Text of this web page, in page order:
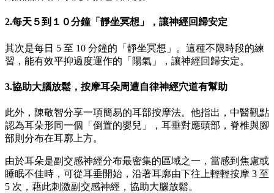
2.每天５到１０分鐘「靜坐冥想」，讓神經回歸安定
其次是每日 5 至 10 分鐘的「靜坐冥想」。這種不限時段的練
習，能有效平抑過度運作的「陽氣」，讓神經回歸安定。
3.協助大腦放鬆，按摩耳朵周遭自律神經穴道有幫助
此外，陳敬智分享一項簡易的耳部按摩法。他指出，中醫觀點
認為耳朵形同一個「倒置的嬰兒」，耳垂對應頭部，脊椎與腳
部則分布在耳廓上方。
由於耳朵是副交感神經分布最密集的區域之一，當感到焦慮或
睡眠不佳時，可從耳垂開始，沿著耳廓由下往上輕輕按摩 3 至
5 次，藉此刺激副交感神經，協助大腦放鬆。